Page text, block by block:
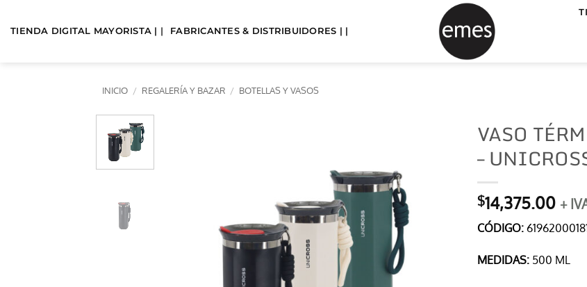
TIENDA DIGITAL MAYORISTA | | FABRICANTES & DISTRIBUIDORES | |
INICIO / REGALERÍA Y BAZAR / BOTELLAS Y VASOS
VASO
–
$14,375.00 +
CÓDIGO:
MEDIDAS: 500 ML